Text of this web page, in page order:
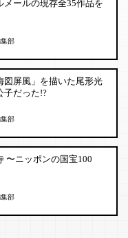
メールの現存全35作品を
集部
図屏風」を描いた尾形光
子だった!?
集部
〜ニッポンの国宝100
集部